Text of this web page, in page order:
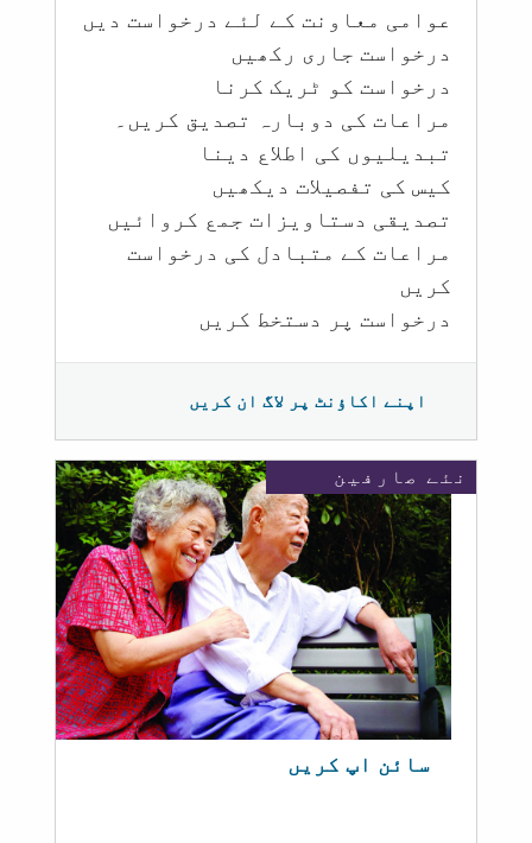
عوامی معاونت کے لئے درخواست دیں
درخواست جاری رکھیں
درخواست کو ٹریک کرنا
مراعات کی دوبارہ تصدیق کریں۔
تبدیلیوں کی اطلاع دینا
کیس کی تفصیلات دیکھیں
تصدیقی دستاویزات جمع کروائیں
مراعات کے متبادل کی درخواست
کریں
درخواست پر دستخط کریں
اپنے اکاؤنٹ پر لاگ ان کریں
نئے صارفین
سائن اپ کریں